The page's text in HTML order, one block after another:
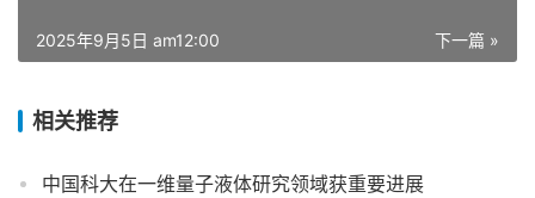
下一篇 »
2025年9月5日 am12:00
相关推荐
中国科大在一维量子液体研究领域获重要进展